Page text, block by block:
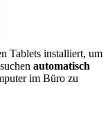
Tablets installiert, um
automatisch
im Büro zu